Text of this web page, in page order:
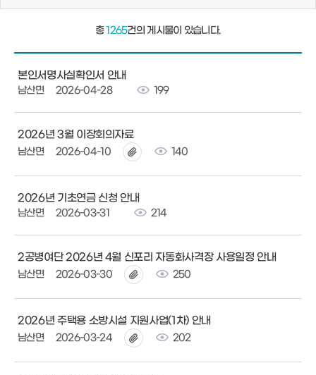
총1265건의 게시물이 있습니다.
본인서명사실확인서 안내
남산면 2026-04-28 199
2026년 3월 이장회의자료
남산면 2026-04-10 140
2026년 기초연금 신청 안내
남산면 2026-03-31 214
2공병여단 2026년 4월 신포리 자동화사격장 사용일정 안내
남산면 2026-03-30 250
2026년 주택용 소방시설 지원사업(1차) 안내
남산면 2026-03-24 202